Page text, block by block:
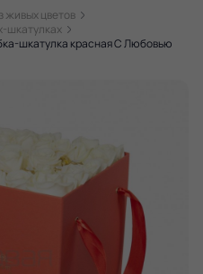
живых цветов
шкатулках
шкатулка красная С Любовью